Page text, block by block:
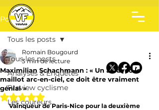
Post
Tous les posts
Analyses & Enquêtes
Preview cyclisme
Les coureurs
Tous les posts
Maximilian Schachmann : « Un an avec le
maillot arc-en-ciel, ce doit être vraiment
génial »
Romain Bougourd
3 min de lecture
Noté NaN étoiles sur 5.
Vainqueur de Paris-Nice pour la deuxième